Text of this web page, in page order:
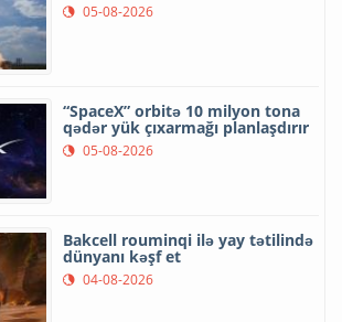
05-08-2026
“SpaceX” orbitə 10 milyon tona
qədər yük çıxarmağı planlaşdırır
05-08-2026
Bakcell rouminqi ilə yay tətilində
dünyanı kəşf et
04-08-2026